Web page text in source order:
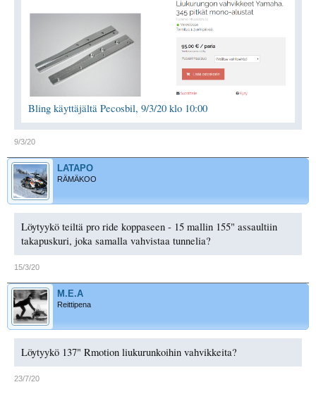
Bling käyttäjältä Pecosbil, 9/3/20 klo 10:00
9/3/20
LATAPO
RÄMÄKOO
Löytyykö teiltä pro ride koppaseen - 15 mallin 155" assaultiin
takapuskuri, joka samalla vahvistaa tunnelia?
15/3/20
M.E.A
Reittipena
Löytyykö 137" Rmotion liukurunkoihin vahvikkeita?
23/7/20